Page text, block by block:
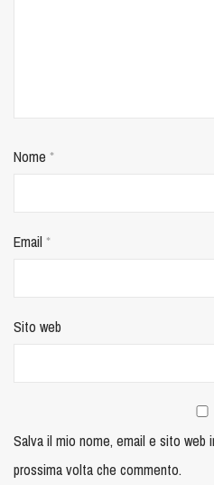
Nome *
Email *
Sito web
Salva il mio nome, email e sito web
prossima volta che commento.